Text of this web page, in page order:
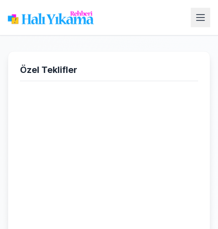
Özel Teklifler